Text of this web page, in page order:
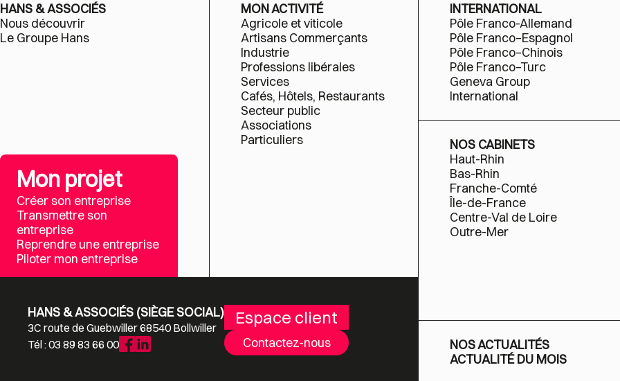
HANS & ASSOCIÉS
Nous découvrir
Le Groupe Hans
Mon projet
Créer son entreprise
Transmettre son
entreprise
Reprendre une entreprise
Piloter mon entreprise
MON ACTIVITÉ
Agricole et viticole
Artisans Commerçants
Industrie
Professions libérales
Services
Cafés, Hôtels, Restaurants
Secteur public
Associations
Particuliers
HANS & ASSOCIÉS (SIÈGE SOCIAL)
3C route de Guebwiller 68540 Bollwiller
Tél : 03 89 83 66 00
Espace client
Contactez-nous
INTERNATIONAL
Pôle Franco-Allemand
Pôle Franco–Espagnol
Pôle Franco–Chinois
Pôle Franco–Turc
Geneva Group
International
NOS CABINETS
Haut-Rhin
Bas-Rhin
Franche-Comté
Île-de-France
Centre-Val de Loire
Outre-Mer
NOS ACTUALITÉS
ACTUALITÉ DU MOIS